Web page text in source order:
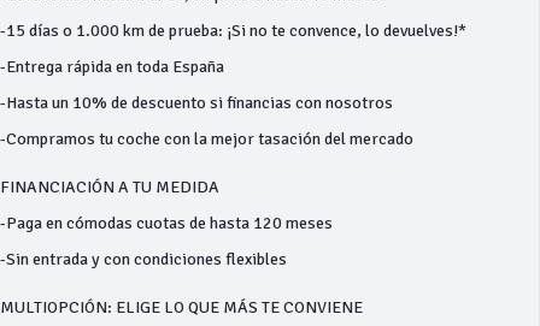
-15 días o 1.000 km de prueba: ¡Si no te convence, lo devuelves!*
-Entrega rápida en toda España
-Hasta un 10% de descuento si financias con nosotros
-Compramos tu coche con la mejor tasación del mercado
FINANCIACIÓN A TU MEDIDA
-Paga en cómodas cuotas de hasta 120 meses
-Sin entrada y con condiciones flexibles
MULTIOPCIÓN: ELIGE LO QUE MÁS TE CONVIENE